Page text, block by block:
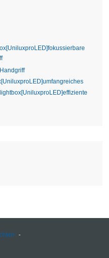
fokussierbare
umfangreiches
lightbox[UniluxproLED]effiziente
-